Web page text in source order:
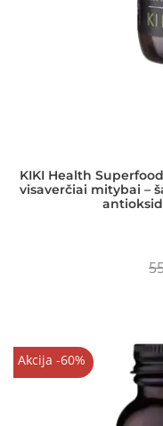
KIKI Health Superfood
visaverčiai mitybai –
Akcija -60%